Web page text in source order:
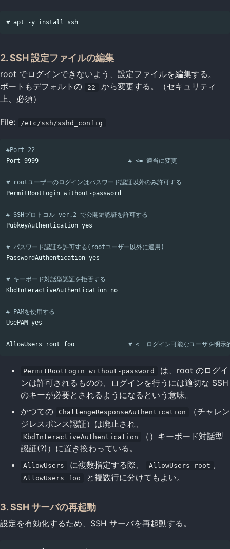
2. SSH 設定ファイルの編集
root でログインできないよう、設定ファイルを編集する。
ポートもデフォルトの
22
から変更する。（セキュリティ
上、必須）
File: /etc/ssh/sshd_config
#Port 22
Port 9999 # <= 適当に変更
# rootユーザーのログインはパスワード認証以外のみ許可する
PermitRootLogin without-password
# SSHプロトコル ver.2 で公開鍵認証を許可する
PubkeyAuthentication yes
# パスワード認証を許可する(rootユーザー以外に適用)
PasswordAuthentication yes
# キーボード対話型認証を拒否する
KbdInteractiveAuthentication no
# PAMを使用する
UsePAM yes
AllowUsers root foo # <= ログイン可能なユーザを明示
PermitRootLogin without-password
は、root のログイ
ンは許可されるものの、ログインを行うには適切な SSH
のキーが必要とされるようになるという意味。
かつての
ChallengeResponseAuthentication
（チャレン
ジレスポンス認証）は廃止され、
KbdInteractiveAuthentication
（）キーボード対話型
認証(?)）に置き換わっている。
AllowUsers に複数指定する際、 AllowUsers root ,
AllowUsers foo と複数行に分けてもよい。
3. SSH サーバの再起動
設定を有効化するため、SSH サーバを再起動する。